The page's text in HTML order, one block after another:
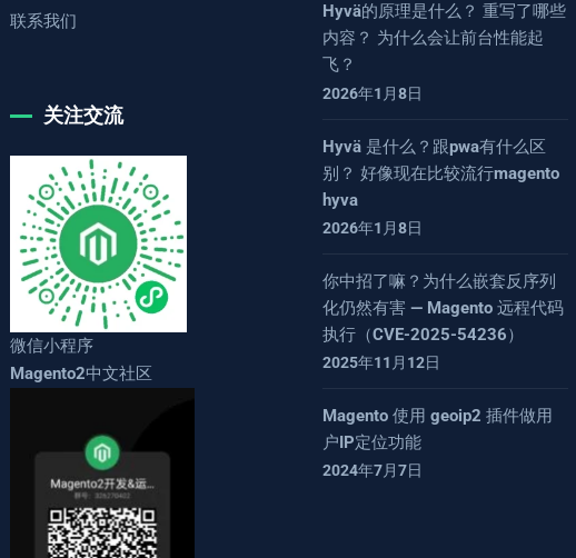
联系我们
关注交流
微信小程序
Magento2中文社区
Hyvä的原理是什么？ 重写了哪些
内容？ 为什么会让前台性能起
飞？
2026年1月8日
Hyvä 是什么？跟pwa有什么区
别？ 好像现在比较流行magento
hyva
2026年1月8日
你中招了嘛？为什么嵌套反序列
化仍然有害 — Magento 远程代码
执行（CVE-2025-54236）
2025年11月12日
Magento 使用 geoip2 插件做用
户IP定位功能
2024年7月7日